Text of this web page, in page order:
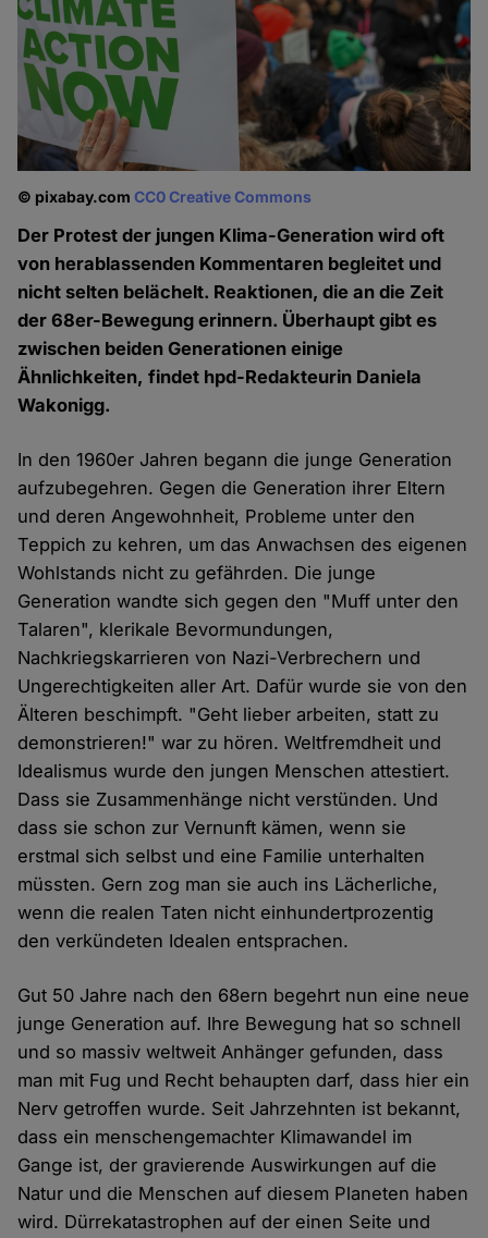
© pixabay.comCC0 Creative Commons
Der Protest der jungen Klima-Generation wird oft
von herablassenden Kommentaren begleitet und
nicht selten belächelt. Reaktionen, die an die Zeit
der 68er-Bewegung erinnern. Überhaupt gibt es
zwischen beiden Generationen einige
Ähnlichkeiten, findet hpd-Redakteurin Daniela
Wakonigg.
In den 1960er Jahren begann die junge Generation
aufzubegehren. Gegen die Generation ihrer Eltern
und deren Angewohnheit, Probleme unter den
Teppich zu kehren, um das Anwachsen des eigenen
Wohlstands nicht zu gefährden. Die junge
Generation wandte sich gegen den "Muff unter den
Talaren", klerikale Bevormundungen,
Nachkriegskarrieren von Nazi-Verbrechern und
Ungerechtigkeiten aller Art. Dafür wurde sie von den
Älteren beschimpft. "Geht lieber arbeiten, statt zu
demonstrieren!" war zu hören. Weltfremdheit und
Idealismus wurde den jungen Menschen attestiert.
Dass sie Zusammenhänge nicht verstünden. Und
dass sie schon zur Vernunft kämen, wenn sie
erstmal sich selbst und eine Familie unterhalten
müssten. Gern zog man sie auch ins Lächerliche,
wenn die realen Taten nicht einhundertprozentig
den verkündeten Idealen entsprachen.
Gut 50 Jahre nach den 68ern begehrt nun eine neue
junge Generation auf. Ihre Bewegung hat so schnell
und so massiv weltweit Anhänger gefunden, dass
man mit Fug und Recht behaupten darf, dass hier ein
Nerv getroffen wurde. Seit Jahrzehnten ist bekannt,
dass ein menschengemachter Klimawandel im
Gange ist, der gravierende Auswirkungen auf die
Natur und die Menschen auf diesem Planeten haben
wird. Dürrekatastrophen auf der einen Seite und